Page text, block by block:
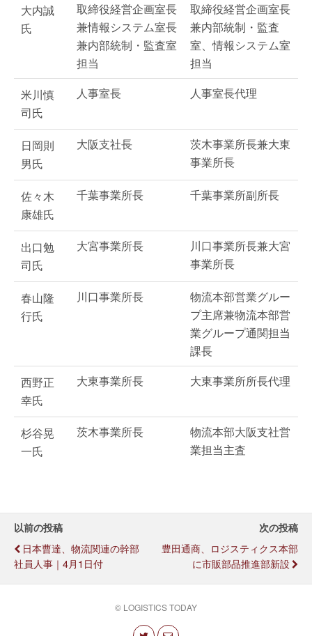
大内誠
氏
取締役経営企画室長
兼情報システム室長
兼内部統制・監査室
担当
取締役経営企画室長
兼内部統制・監査
室、情報システム室
担当
米川慎
司氏
人事室長 人事室長代理
日岡則
男氏
大阪支社長
茨木事業所長兼大東
事業所長
佐々木
康雄氏
千葉事業所長 千葉事業所副所長
出口勉
司氏
大宮事業所長
川口事業所長兼大宮
事業所長
春山隆
行氏
川口事業所長
物流本部営業グルー
プ主席兼物流本部営
業グループ通関担当
課長
西野正
幸氏
大東事業所長 大東事業所所長代理
杉谷晃
一氏
茨木事業所長
物流本部大阪支社営
業担当主査
以前の投稿
日本曹達、物流関連の幹部
社員人事｜4月1日付
次の投稿
豊田通商、ロジスティクス本部
に市販部品推進部新設
© LOGISTICS TODAY